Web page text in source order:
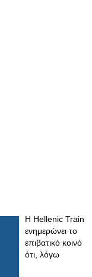
Η Hellenic Train
ενημερώνει το
επιβατικό κοινό
ότι, λόγω